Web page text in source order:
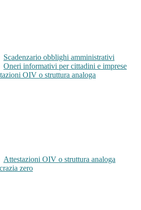
Scadenzario obblighi amministrativi
Oneri informativi per cittadini e imprese
OIV o struttura analoga
Attestazioni OIV o struttura analoga
zero